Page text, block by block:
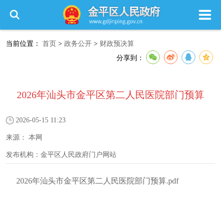
当前位置： 首页 > 政务公开 > 财政预决算
分享到：
2026年汕头市金平区第二人民医院部门预算
2026-05-15 11:23
来源： 本网
发布机构： 金平区人民政府门户网站
2026年汕头市金平区第二人民医院部门预算.pdf